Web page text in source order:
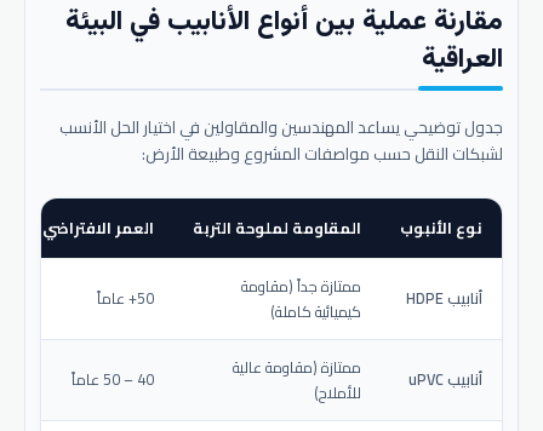
مقارنة عملية بين أنواع الأنابيب في البيئة
العراقية
جدول توضيحي يساعد المهندسين والمقاولين في اختيار الحل الأنسب
لشبكات النقل حسب مواصفات المشروع وطبيعة الأرض:
نوع الأنبوب المقاومة لملوحة التربة العمر الافتراضي
أنابيب HDPE
ممتازة جداً (مقاومة
كيميائية كاملة)
50+ عاماً
أنابيب uPVC
ممتازة (مقاومة عالية
للأملاح)
40 – 50 عاماً